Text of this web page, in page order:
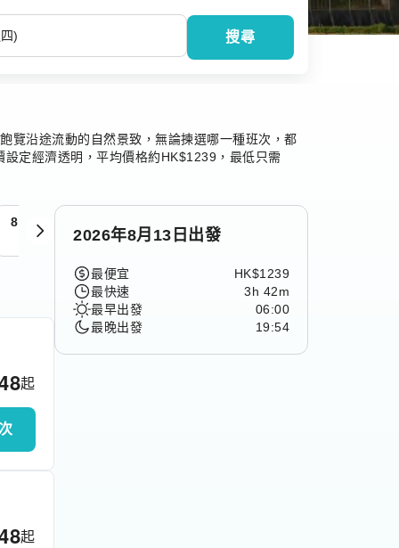
搜尋
覽沿途流動的自然景致，無論揀選哪一種班次，都
定經濟透明，平均價格約HK$1239，最低只需
8月14日
週五 週六 週日
起
起
2026年8月13日出發
最便宜
HK$1239
最快速
3h 42m
最早出發
06:00
最晚出發
19:54